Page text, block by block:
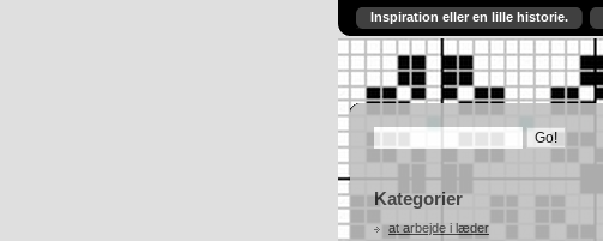
Inspiration eller en lille historie.
Kategorier
at arbejde i læder